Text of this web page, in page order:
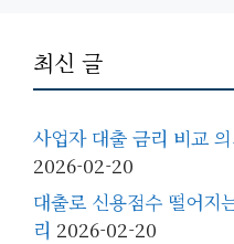
최신 글
사업자 대출 금리 비교
2026-02-20
대출로 신용점수 떨어지
리 2026-02-20